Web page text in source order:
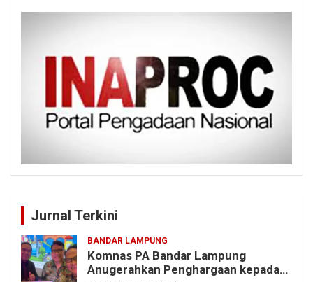
Jurnal Terkini
BANDAR LAMPUNG
Komnas PA Bandar Lampung
Anugerahkan Penghargaan kepada